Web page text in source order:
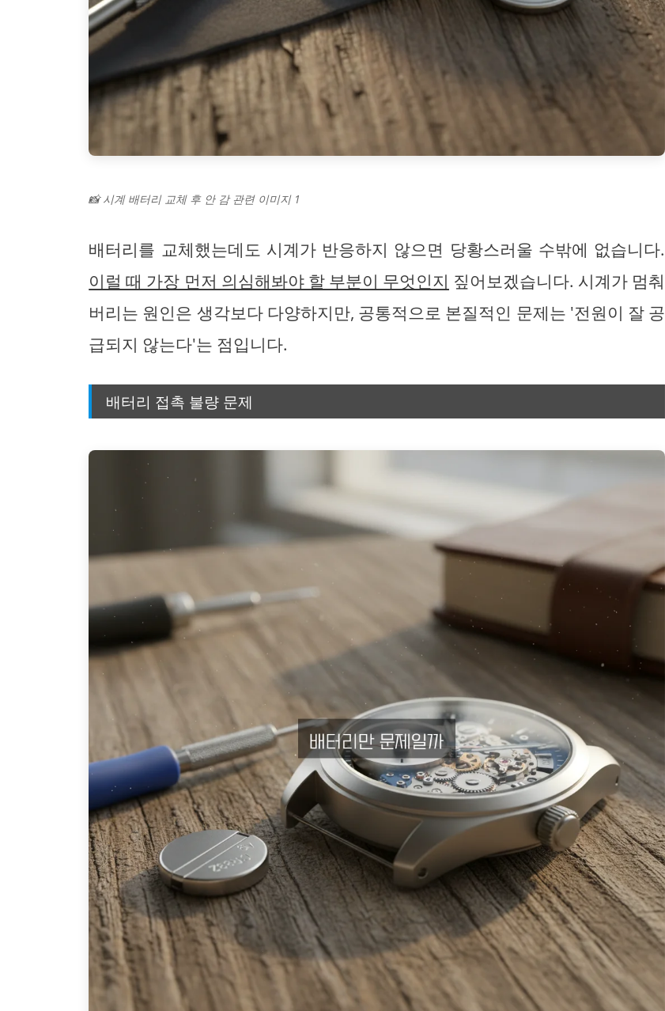
📸 시계 배터리 교체 후 안 감 관련 이미지 1
배터리를 교체했는데도 시계가 반응하지 않으면 당황스러울 수밖에 없습니다.
이럴 때 가장 먼저 의심해봐야 할 부분이 무엇인지 짚어보겠습니다. 시계가 멈춰
버리는 원인은 생각보다 다양하지만, 공통적으로 본질적인 문제는 '전원이 잘 공
급되지 않는다'는 점입니다.
배터리 접촉 불량 문제